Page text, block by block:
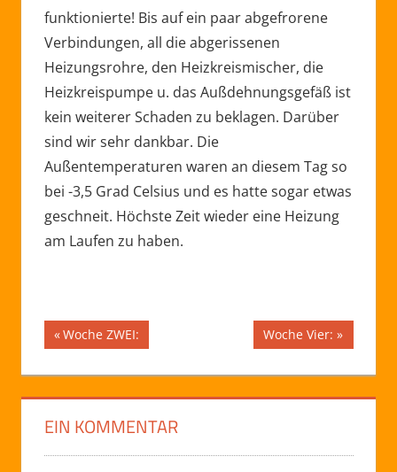
funktionierte! Bis auf ein paar abgefrorene
Verbindungen, all die abgerissenen
Heizungsrohre, den Heizkreismischer, die
Heizkreispumpe u. das Außdehnungsgefäß ist
kein weiterer Schaden zu beklagen. Darüber
sind wir sehr dankbar. Die
Außentemperaturen waren an diesem Tag so
bei -3,5 Grad Celsius und es hatte sogar etwas
geschneit. Höchste Zeit wieder eine Heizung
am Laufen zu haben.
FUNDAMENT
STATIK
Beitragsnavigation
Vorheriger
Beitrag:
Woche ZWEI:
Nächster
Beitrag:
Woche Vier:
EIN KOMMENTAR